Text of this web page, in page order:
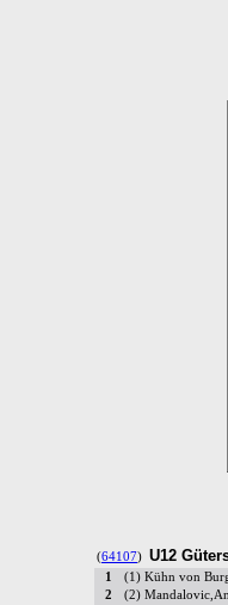
(64107) U12
1 (1) Kühn von
2
(2)